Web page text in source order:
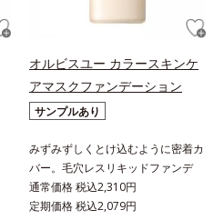
オルビスユー カラースキンケ
アマスクファンデーション
サンプルあり
みずみずしくとけ込むように密着カ
バー。毛穴レスリキッドファンデ
通常価格 税込2,310円
定期価格 税込2,079円